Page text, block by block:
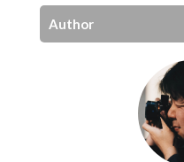
Author